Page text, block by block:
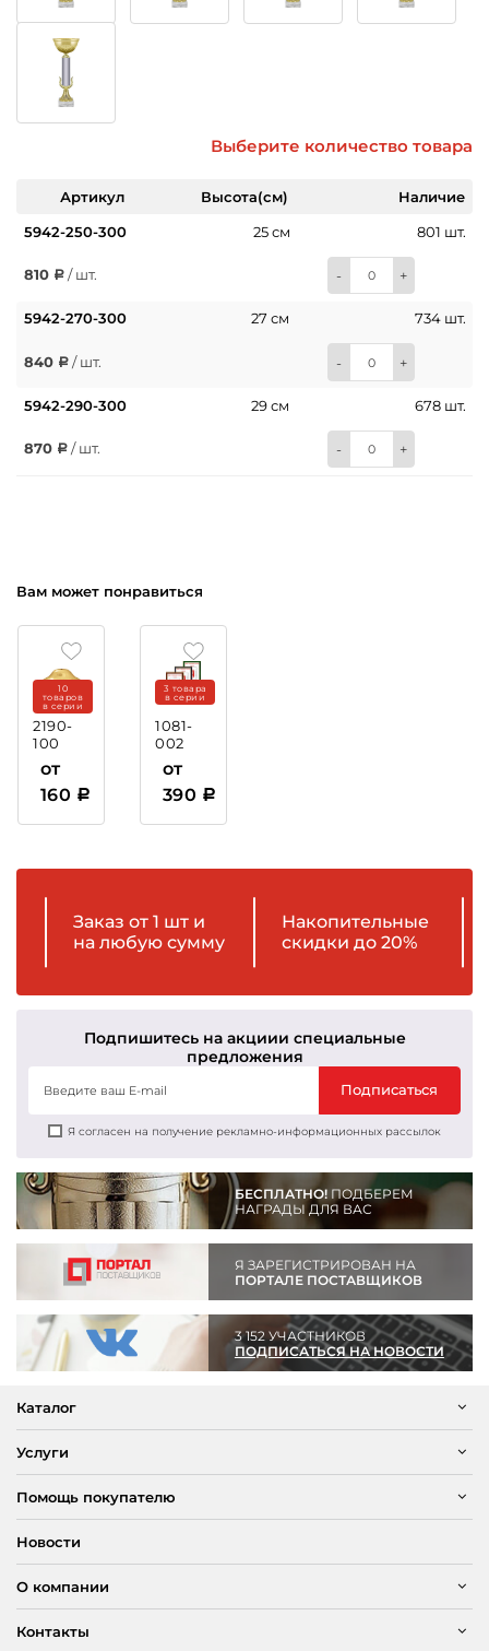
Выберите количество товара
Артикул Высота(см)
Наличие
5942-250-300
25 см 801 шт.
810 / шт. - +
5942-270-300 27 см 734 шт.
840 / шт. - +
5942-290-300 29 см 678 шт.
870 / шт. - +
Вам может понравиться
2190-
100
10
товаров
в серии
от
160
1081-
002
пластиковая
3 товара
в серии
от
390
Заказ от 1 шт и
на любую сумму
Накопительные
скидки до 20%
Подпишитесь на акциии специальные
предложения
Подписаться
Я согласен на получение рекламно-информационных рассылок
БЕСПЛАТНО!ПОДБЕРЕМ
НАГРАДЫ ДЛЯ ВАС
Я ЗАРЕГИСТРИРОВАН НА
ПОРТАЛЕ ПОСТАВЩИКОВ
3 152 УЧАСТНИКОВ
ПОДПИСАТЬСЯ НА НОВОСТИ
Каталог
Услуги
Помощь покупателю
Новости
О компании
Контакты